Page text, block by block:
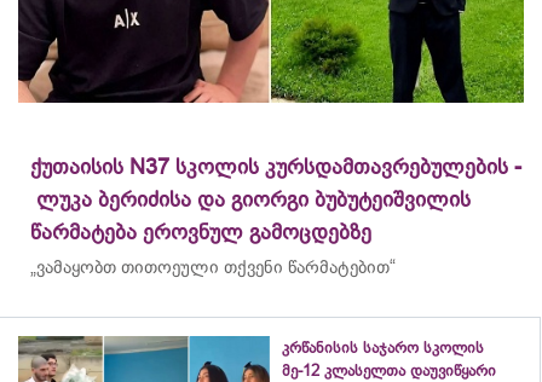
ქუთაისის N37 სკოლის კურსდამთავრებულების -
ლუკა ბერიძისა და გიორგი ბუბუტეიშვილის
წარმატება ეროვნულ გამოცდებზე
„ვამაყობთ თითოეული თქვენი წარმატებით“
კრწანისის საჯარო სკოლის
მე-12 კლასელთა დაუვიწყარი